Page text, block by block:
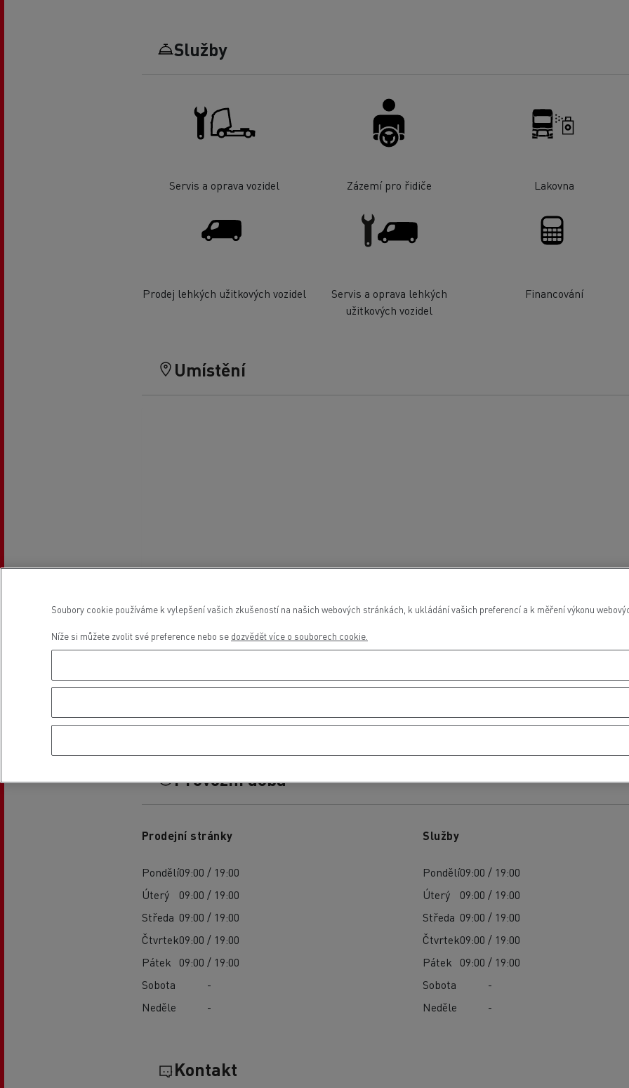
Služby
Servis a oprava vozidel Zázemí pro řidiče Lakovna
Prodej lehkých užitkových vozidel
Servis a oprava lehkých
užitkových vozidel
Financování
Umístění
Provozní doba
Prodejní stránky
Pondělí09:00 / 19:00
Úterý
09:00 / 19:00
Středa 09:00 / 19:00
Čtvrtek09:00 / 19:00
Pátek
09:00 / 19:00
Sobota
-
Neděle
-
Služby
Pondělí09:00 / 19:00
Úterý
09:00 / 19:00
Středa 09:00 / 19:00
Čtvrtek09:00 / 19:00
Pátek
09:00 / 19:00
Sobota
-
Neděle
-
Kontakt
Soubory cookie používáme k vylepšení vašich zkušeností na našich webových stránkách, k ukládání vašich preferencí a k měření výkonu
Níže si můžete zvolit své preference nebo se dozvědět více o souborech cookie.